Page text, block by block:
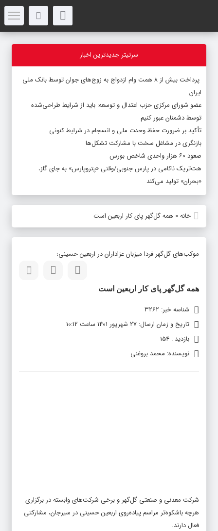
سرتیتر جدیدترین اخبار
پرداخت بیش از ۸ همت وام ازدواج به زوج‌های جوان توسط بانک ملی
ایران
عضو شورای مرکزی حزب اعتدال و توسعه: باید از شرایط طراحی‌شده
توسط دشمنان عبور کنیم
تأکید بر ضرورت حفظ وحدت ملی و انسجام در شرایط کنونی
بازنگری در مشاغل سخت با مشارکت تشکل‌ها
صعود ۶۰ هزار واحدی شاخص بورس
هت‌تریک ناکامی در پارس جنوبی/وقتی «پتروپارس» به جای گاز،
«بحران» تولید می‌کند
خانه» همه گل‌گهر پای کار اربعین است
موکب‌های گل‌گهر فردا میزبان عزاداران در اربعین حسینی؛
همه گل‌گهر پای کار اربعین است
شناسه خبر: 3262
تاریخ و زمان ارسال: 27 شهریور 1401 ساعت 10:12
بازدید : 154
نویسنده: محمد بروغنی
شرکت معدنی و صنعتی گل‌گهر و برخی شرکت‌های وابسته در برگزاری
هرچه باشکوه‌تر مراسم پیاده‌روی اربعین حسینی در سیرجان، مشارکتی
فعال دارند.